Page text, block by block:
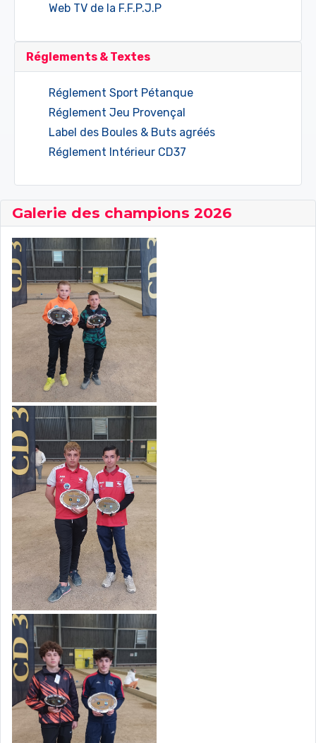
Galerie des champions 2026
Web TV de la F.F.P.J.P
Réglements & Textes
Réglement Sport Pétanque
Réglement Jeu Provençal
Label des Boules & Buts agréés
Réglement Intérieur CD37